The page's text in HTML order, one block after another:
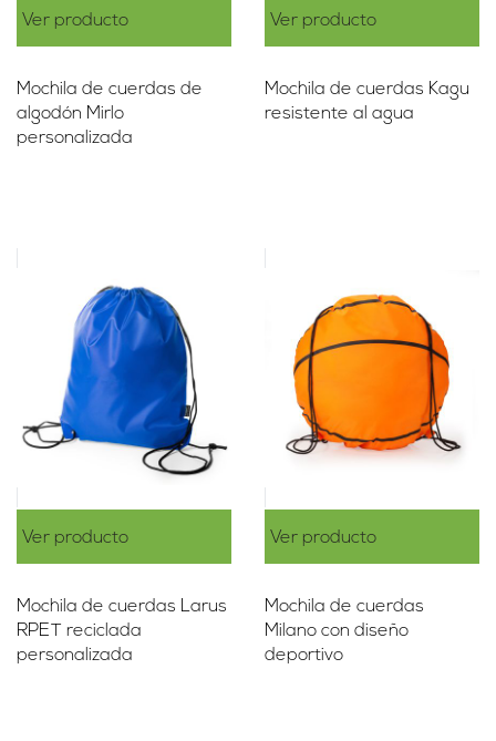
Ver producto
Mochila de cuerdas de
algodón Mirlo
personalizada
Ver producto
Mochila de cuerdas Kagu
resistente al agua
Ver producto
Mochila de cuerdas Larus
RPET reciclada
personalizada
Ver producto
Mochila de cuerdas
Milano con diseño
deportivo